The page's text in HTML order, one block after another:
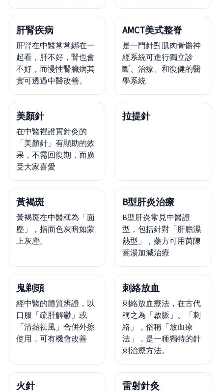
肝腎疾病
肝腎在中醫常常綁在一
起看，肝不好，腎也會
不好，而慢性腎臟病其
實可透過中醫改善。
AMCT美式整脊
是一門針對肌肉骨骼神
經系統可進行獨立診
斷、治療、和復健的醫
學系統
美顏針
在中醫裡證實針灸的
「美顏針」有顯助的效
果，不需回復期，而廣
受大家喜愛
拉提針
黃褐斑
黃褐斑在中醫稱為「面
塵」，指面色灰暗如蒙
上灰塵。
B型肝炎治療
B型肝炎常見中醫證
型，包括針對「肝膽濕
熱型」，藥方可用茵陳
蒿湯加減治療
鬼剃頭
經中醫的體質辨證，以
口服「疏肝解鬱」或
「清熱祛風」合併外擦
使用，可有機會改善
刺絡放血
刺絡放血療法，在古代
稱之為「啟脈」、「刺
絡」，俗稱「放血療
法」，是一種獨特的針
刺治療方法。
火針 雷射針灸